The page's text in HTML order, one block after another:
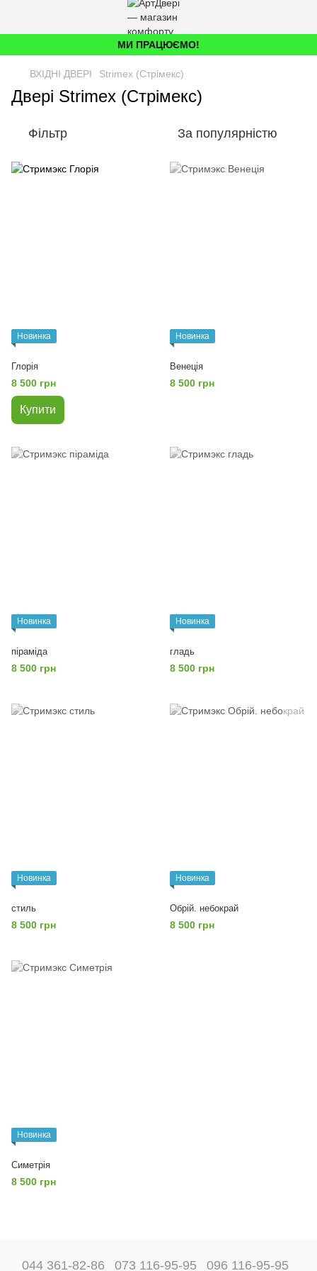
МИ ПРАЦЮЄМО!
ВХІДНІ ДВЕРІ Strimex (Стрімекс)
Двері Strimex (Стрімекс)
Фільтр За популярністю
Новинка
Глорія
8 500 грн
Купити
Новинка
Венеція
8 500 грн
Новинка
піраміда
8 500 грн
Новинка
гладь
8 500 грн
Новинка
стиль
8 500 грн
Новинка
Обрій. небокрай
8 500 грн
Новинка
Симетрія
8 500 грн
044 361-82-86 073 116-95-95 096 116-95-95